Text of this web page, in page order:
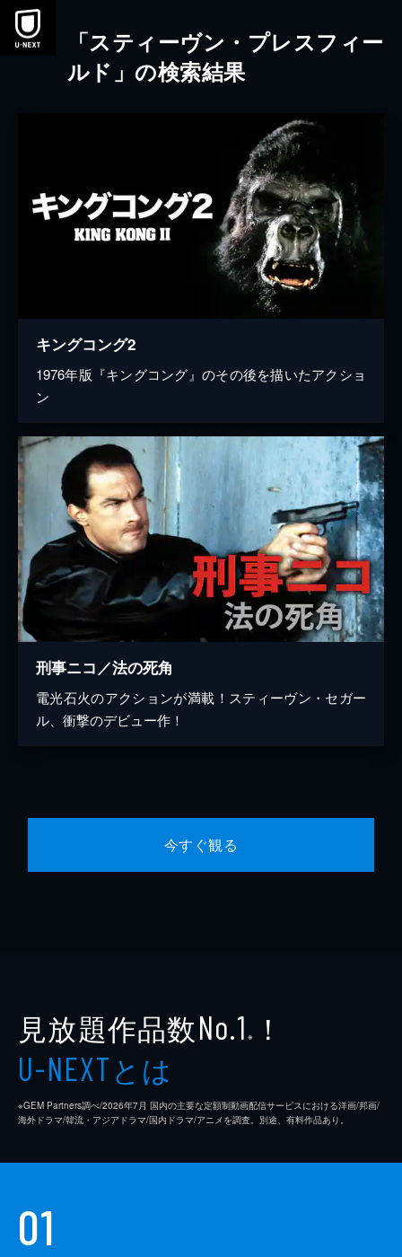
本文へスキップ
「スティーヴン・プレスフィー
ルド」の検索結果
キングコング2
1976年版『キングコング』のその後を描いたアクショ
ン
刑事ニコ／法の死角
電光石火のアクションが満載！スティーヴン・セガー
ル、衝撃のデビュー作！
今すぐ観る
見放題作品数No.1 ※ ！
U-NEXTとは
※GEM Partners調べ/2026年7⽉ 国内の主要な定額制動画配信サービスにおける洋画/邦画/
海外ドラマ/韓流・アジアドラマ/国内ドラマ/アニメを調査。別途、有料作品あり。
01